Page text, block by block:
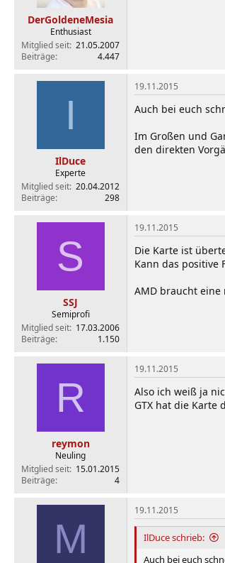
DerGoldeneMesia
Enthusiast
Mitglied seit 21.05.2007
Beiträge
4.447
I
IlDuce
Experte
Mitglied seit 20.04.2012
Beiträge
298
19.11.2015
Auch bei euch
Im Großen und
den direkten
S
SSJ
Semiprofi
Mitglied seit 17.03.2006
Beiträge
1.150
19.11.2015
Die Karte ist
Kann das positive
AMD braucht eine
R
reymon
Neuling
Mitglied seit 15.01.2015
Beiträge
4
19.11.2015
Also ich weiß ja
GTX hat die Karte
M
19.11.2015
IlDuce schrieb:
Auch bei euch